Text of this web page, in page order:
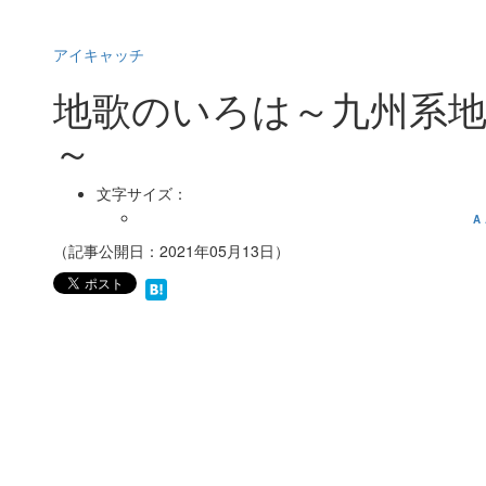
アイキャッチ
地歌のいろは～九州系
～
文字サイズ：
A
（記事公開日：2021年05月13日）